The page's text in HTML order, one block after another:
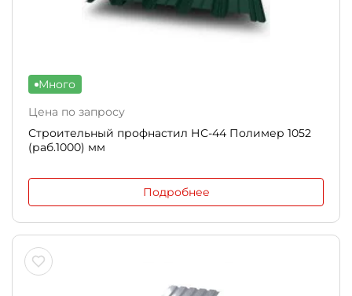
Много
Цена по запросу
Строительный профнастил НС-44 Полимер 1052
(раб.1000) мм
Подробнее